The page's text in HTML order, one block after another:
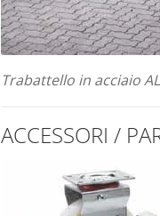
Trabattello in acciaio
ACCESSORI /